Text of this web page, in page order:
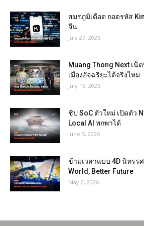
สมรภูมิเดือด ถอดรหัส
จีน
July 27, 2026
Muang Thong Next เน็
เมืองอัจฉริยะได้จริงไหม
July 16, 2026
ชิป SoC ตัวใหม่ เปิดตัว
Local AI พกพาได้
June 5, 2026
ข้ามเวลาแบบ 4D นิทรร
World, Better Future
May 2, 2026